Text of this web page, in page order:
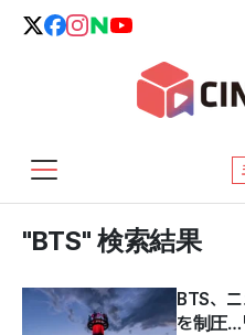
"BTS" 検索結果
BTS、
を制圧…